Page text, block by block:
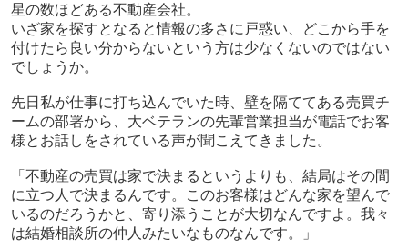
星の数ほどある不動産会社。
いざ家を探すとなると情報の多さに戸惑い、どこから手を
付けたら良い分からないという方は少なくないのではない
でしょうか。
先日私が仕事に打ち込んでいた時、壁を隔ててある売買チ
ームの部署から、大ベテランの先輩営業担当が電話でお客
様とお話しをされている声が聞こえてきました。
「不動産の売買は家で決まるというよりも、結局はその間
に立つ人で決まるんです。このお客様はどんな家を望んで
いるのだろうかと、寄り添うことが大切なんですよ。我々
は結婚相談所の仲人みたいなものなんです。」